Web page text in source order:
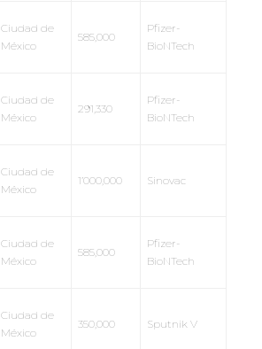
Ciudad de
México
585,000
Pfizer-
BioNTech
Ciudad de
México
291,330
Pfizer-
BioNTech
Ciudad de
México
1’000,000 Sinovac
Ciudad de
México
585,000
Pfizer-
BioNTech
Ciudad de
México
350,000 Sputnik V